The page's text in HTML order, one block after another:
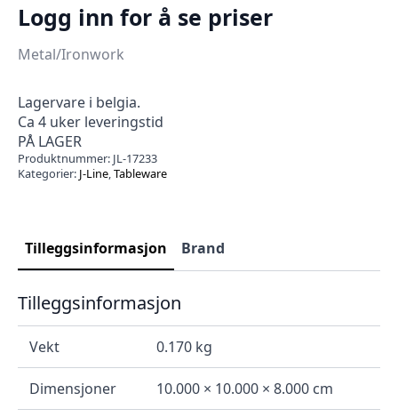
Logg inn for å se priser
Metal/Ironwork
Lagervare i belgia.
Ca 4 uker leveringstid
PÅ LAGER
Produktnummer: JL-17233
Kategorier: J-Line,Tableware
Tilleggsinformasjon Brand
Tilleggsinformasjon
Vekt 0.170 kg
Dimensjoner 10.000 × 10.000 × 8.000 cm